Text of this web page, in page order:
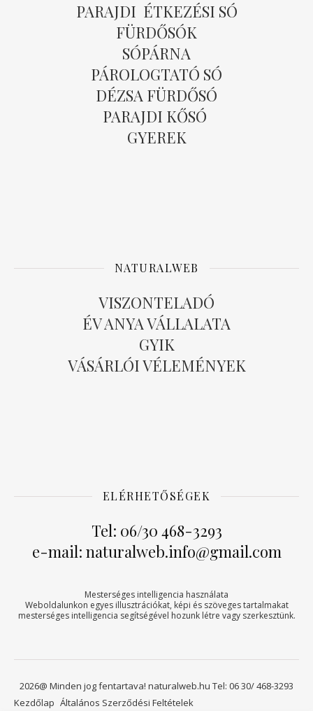
PARAJDI ÉTKEZÉSI SÓ
FÜRDŐSÓK
SÓPÁRNA
PÁROLOGTATÓ SÓ
DÉZSA FÜRDŐSÓ
PARAJDI KŐSÓ
GYEREK
NATURALWEB
VISZONTELADÓ
ÉV ANYA VÁLLALATA
GYIK
VÁSÁRLÓI VÉLEMÉNYEK
ELÉRHETŐSÉGEK
Tel: 06/30 468-3293
e-mail: naturalweb.info@gmail.com
Mesterséges intelligencia használata
Weboldalunkon egyes illusztrációkat, képi és szöveges tartalmakat
mesterséges intelligencia segítségével hozunk létre vagy szerkesztünk.
2026@ Minden jog fentartava! naturalweb.hu Tel: 06 30/ 468-3293
Kezdőlap Általános Szerződési Feltételek